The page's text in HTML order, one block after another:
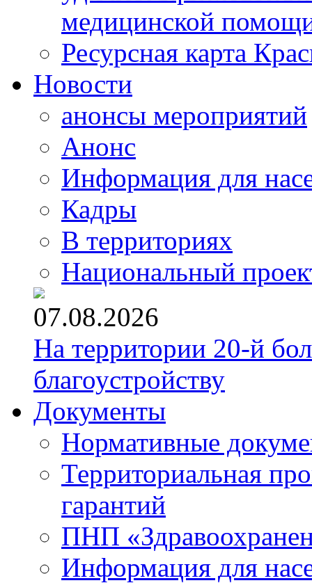
медицинской
Ресурсная карта
Новости
анонсы мероприятий
Анонс
Информация для
Кадры
В территориях
Национальный
07.08.2026
На территории 20-й
благоустройству
Документы
Нормативные
Территориальная
гарантий
ПНП
Информация для